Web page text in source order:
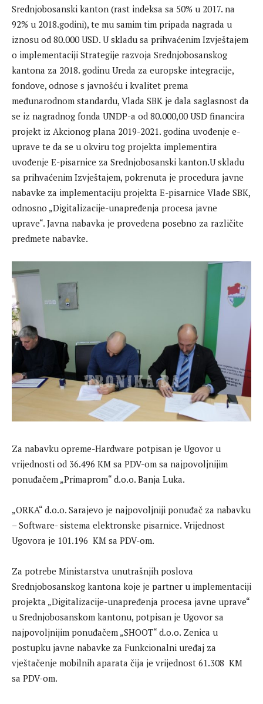
Srednjobosanski kanton (rast indeksa sa 50% u 2017. na
92% u 2018.godini), te mu samim tim pripada nagrada u
iznosu od 80.000 USD. U skladu sa prihvaćenim Izvještajem
o implementaciji Strategije razvoja Srednjobosanskog
kantona za 2018. godinu Ureda za europske integracije,
fondove, odnose s javnošću i kvalitet prema
međunarodnom standardu, Vlada SBK je dala saglasnost da
se iz nagradnog fonda UNDP-a od 80.000,00 USD financira
projekt iz Akcionog plana 2019-2021. godina uvođenje e-
uprave te da se u okviru tog projekta implementira
uvođenje E-pisarnice za Srednjobosanski kanton.U skladu
sa prihvaćenim Izvještajem, pokrenuta je procedura javne
nabavke za implementaciju projekta E-pisarnice Vlade SBK,
odnosno „Digitalizacije-unapređenja procesa javne
uprave“. Javna nabavka je provedena posebno za različite
predmete nabavke.
Za nabavku opreme-Hardware potpisan je Ugovor u
vrijednosti od 36.496 KM sa PDV-om sa najpovoljnijim
ponuđačem „Primaprom“ d.o.o. Banja Luka.
„ORKA“ d.o.o. Sarajevo je najpovoljniji ponuđač za nabavku
– Software- sistema elektronske pisarnice. Vrijednost
Ugovora je 101.196 KM sa PDV-om.
Za potrebe Ministarstva unutrašnjih poslova
Srednjobosanskog kantona koje je partner u implementaciji
projekta „Digitalizacije-unapređenja procesa javne uprave“
u Srednjobosanskom kantonu, potpisan je Ugovor sa
najpovoljnijim ponuđačem „SHOOT“ d.o.o. Zenica u
postupku javne nabavke za Funkcionalni uređaj za
vještačenje mobilnih aparata čija je vrijednost 61.308 KM
sa PDV-om.